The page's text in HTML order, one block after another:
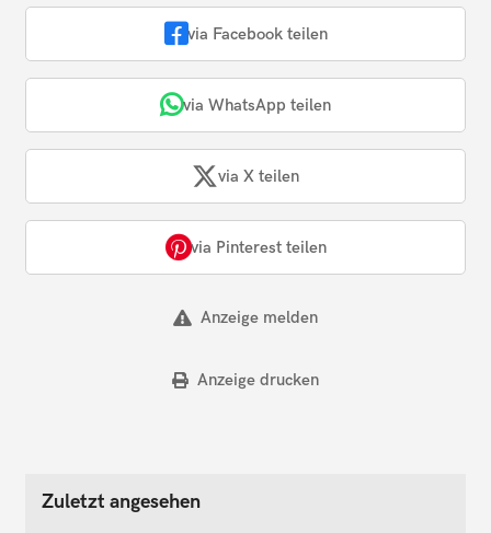
via Facebook teilen
via WhatsApp teilen
via X teilen
via Pinterest teilen
Anzeige melden
Anzeige drucken
Zuletzt angesehen